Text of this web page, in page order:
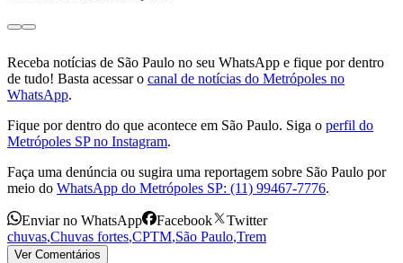
Receba notícias de São Paulo no seu WhatsApp e fique por dentro
de tudo! Basta acessar o canal de notícias do Metrópoles no
WhatsApp.
Fique por dentro do que acontece em São Paulo. Siga o perfil do
Metrópoles SP no Instagram.
Faça uma denúncia ou sugira uma reportagem sobre São Paulo por
meio do WhatsApp do Metrópoles SP: (11) 99467-7776.
Enviar no WhatsApp Facebook
Twitter
chuvas,Chuvas fortes,CPTM,São Paulo,Trem
Ver Comentários